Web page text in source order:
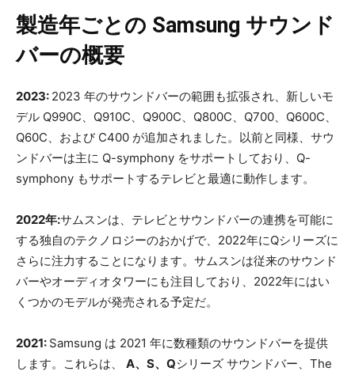
製造年ごとの Samsung サウンド
バーの概要
2023: 2023 年のサウンドバーの範囲も拡張され、新しいモ
デル Q990C、Q910C、Q900C、Q800C、Q700、Q600C、
Q60C、および C400 が追加されました。以前と同様、サウ
ンドバーは主に Q-symphony をサポートしており、Q-
symphony もサポートするテレビと最適に動作します。
2022年:サムスンは、テレビとサウンドバーの連携を可能に
する独自のテクノロジーのおかげで、2022年にQシリーズに
さらに注力することになります。サムスンは従来のサウンド
バーやオーディオタワーにも注目しており、2022年にはい
くつかのモデルが発売される予定だ。
2021: Samsung は 2021 年に数種類のサウンドバーを提供
します。これらは、 A、S、Qシリーズ サウンドバー、The